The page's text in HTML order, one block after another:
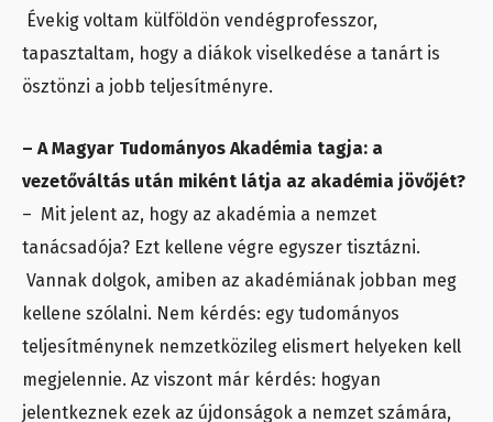
Évekig voltam külföldön vendégprofesszor,
tapasztaltam, hogy a diákok viselkedése a tanárt is
ösztönzi a jobb teljesítményre.
– A Magyar Tudományos Akadémia tagja: a
vezetőváltás után miként látja az akadémia jövőjét?
– Mit jelent az, hogy az akadémia a nemzet
tanácsadója? Ezt kellene végre egyszer tisztázni.
Vannak dolgok, amiben az akadémiának jobban meg
kellene szólalni. Nem kérdés: egy tudományos
teljesítménynek nemzetközileg elismert helyeken kell
megjelennie. Az viszont már kérdés: hogyan
jelentkeznek ezek az újdonságok a nemzet számára,